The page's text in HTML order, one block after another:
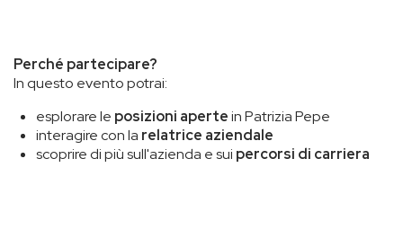
Perché partecipare?
In questo evento potrai:
esplorare le posizioni apertein Patrizia Pepe
interagire con la relatrice aziendale
scoprire di più sull'azienda e sui percorsi di carriera